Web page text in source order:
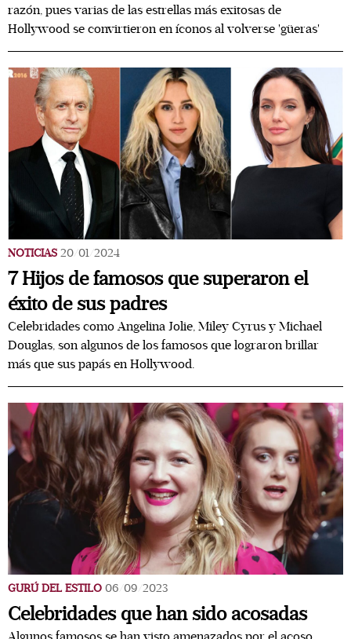
razón, pues varias de las estrellas más exitosas de
Hollywood se convirtieron en íconos al volverse 'güeras'
NOTICIAS 20/01/2024
7 Hijos de famosos que superaron el
éxito de sus padres
Celebridades como Angelina Jolie, Miley Cyrus y Michael
Douglas, son algunos de los famosos que lograron brillar
más que sus papás en Hollywood.
GURÚ DEL ESTILO 06/09/2023
Celebridades que han sido acosadas